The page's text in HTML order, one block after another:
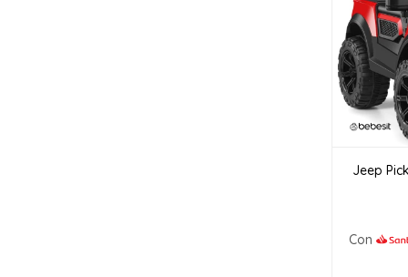
Jeep
Con